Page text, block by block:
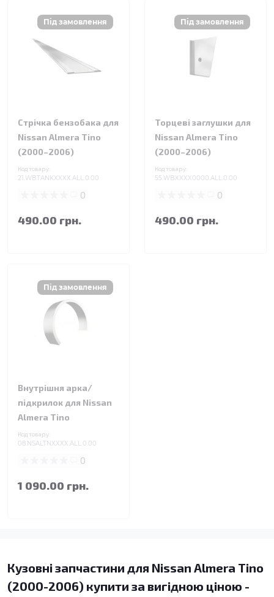
Стрічка бензобака для
Nissan Almera Tino
(2000–2006)
Код товару:
21.WBTANKXXXX.ALL.0.00
0
490.00 грн.
Торцеві заглушки для
Nissan Almera Tino
(2000–2006)
Код товару:
55.WBXXXX0000.ALL.0.00
0
490.00 грн.
Внутрішня арка/
підкрилок для Nissan
Almera Tino
Код товару:
08.NSALTNXXXX.ALL.0.00
0
1 090.00 грн.
Кузовні запчастини для Nissan Almera Tino
(2000-2006) купити за вигідною ціною -